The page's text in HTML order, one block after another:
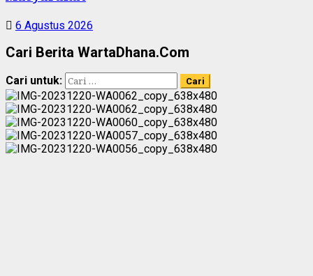
6 Agustus 2026
Cari Berita WartaDhana.Com
Cari untuk: